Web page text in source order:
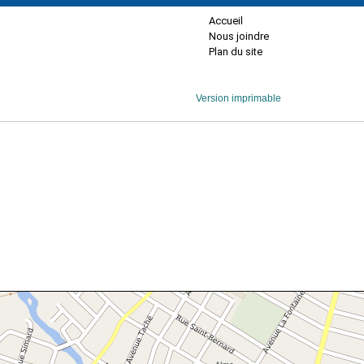
Accueil
Nous joindre
Plan du site
Version imprimable